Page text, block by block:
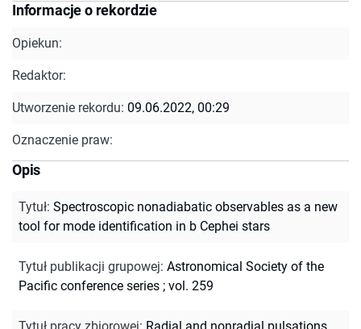
Informacje o rekordzie
Opiekun:
Redaktor:
Utworzenie rekordu: 09.06.2022, 00:29
Oznaczenie praw:
Opis
Tytuł: Spectroscopic nonadiabatic observables as a new
tool for mode identification in b Cephei stars
Tytuł publikacji grupowej: Astronomical Society of the
Pacific conference series ; vol. 259
Tytuł pracy zbiorowej: Radial and nonradial pulsations